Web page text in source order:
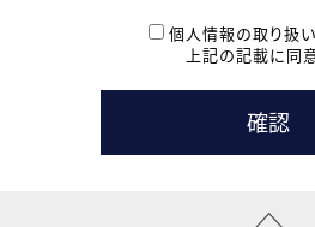
本登録に関するご連絡および本登
たします。
( 3 ) スタッフ派遣を検討されている企
お問い合わせの内容に回答するた
なお、ご連絡手段は、電話・Ｅメー
個人情報の取り扱い
上記の記載に同